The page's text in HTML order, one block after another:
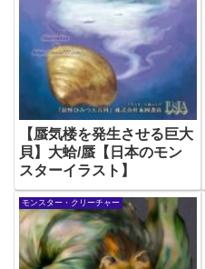
【蜃気楼を発生させる巨大
貝】大蛤/蜃【日本のモン
スターイラスト】
モンスター・クリーチャー